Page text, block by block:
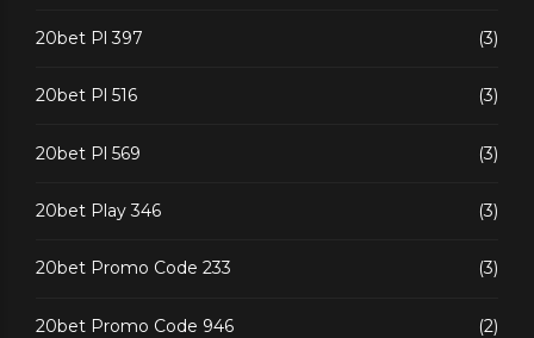
20bet Pl 397 (3)
20bet Pl 516 (3)
20bet Pl 569 (3)
20bet Play 346 (3)
20bet Promo Code 233 (3)
20bet Promo Code 946 (2)